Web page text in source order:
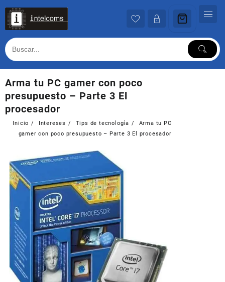
contenido
Arma tu PC gamer con poco
presupuesto – Parte 3 El
procesador
Inicio Intereses Tips de tecnología
Arma tu PC
gamer con poco presupuesto – Parte 3 El procesador